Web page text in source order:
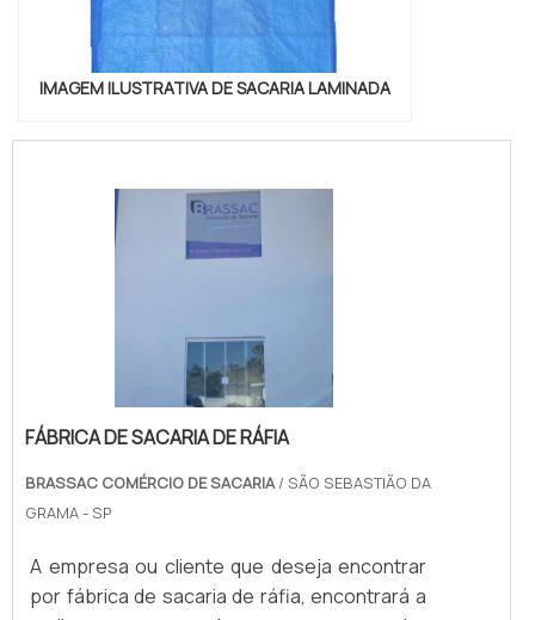
IMAGEM ILUSTRATIVA DE SACARIA LAMINADA
FÁBRICA DE SACARIA DE RÁFIA
BRASSAC COMÉRCIO DE SACARIA/ SÃO SEBASTIÃO DA
GRAMA - SP
A empresa ou cliente que deseja encontrar
por fábrica de sacaria de ráfia, encontrará a